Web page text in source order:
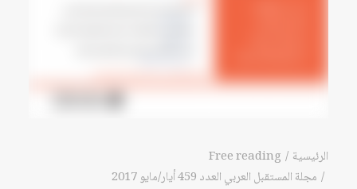
الرئيسية
Free reading
مجلة المستقبل العربي العدد 459 أيار/مايو 2017